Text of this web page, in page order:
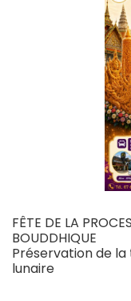
FÊTE DE LA
BOUDDHIQUE
Préservation de
lunaire